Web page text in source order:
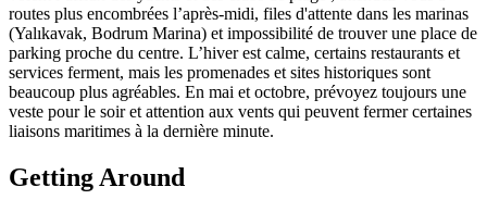
routes plus encombrées l’après‑midi, files d'attente dans les marinas
(Yalıkavak, Bodrum Marina) et impossibilité de trouver une place de
parking proche du centre. L’hiver est calme, certains restaurants et
services ferment, mais les promenades et sites historiques sont
beaucoup plus agréables. En mai et octobre, prévoyez toujours une
veste pour le soir et attention aux vents qui peuvent fermer certaines
liaisons maritimes à la dernière minute.
Getting Around